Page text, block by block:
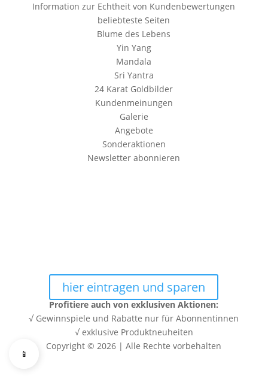
Information zur Echtheit von Kundenbewertungen
beliebteste Seiten
Blume des Lebens
Yin Yang
Mandala
Sri Yantra
24 Karat Goldbilder
Kundenmeinungen
Galerie
Angebote
Sonderaktionen
Newsletter abonnieren
hier eintragen und sparen
Profitiere auch von exklusiven Aktionen:
√ Gewinnspiele und Rabatte nur für Abonnentinnen
√ exklusive Produktneuheiten
Copyright © 2026 | Alle Rechte vorbehalten
📱